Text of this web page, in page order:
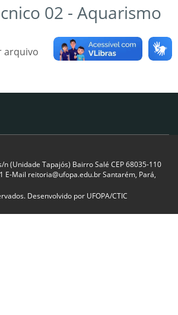
02 - Aquarismo
arquivo
n (Unidade Tapajós) Bairro Salé CEP 68035-110
E-Mail reitoria@ufopa.edu.br Santarém, Pará,
Desenvolvido por UFOPA/CTIC